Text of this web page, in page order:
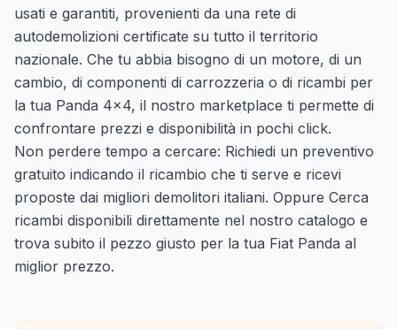
usati e garantiti, provenienti da una rete di
autodemolizioni certificate su tutto il territorio
nazionale. Che tu abbia bisogno di un motore, di un
cambio, di componenti di carrozzeria o di ricambi per
la tua Panda 4x4, il nostro marketplace ti permette di
confrontare prezzi e disponibilità in pochi click.
Non perdere tempo a cercare: Richiedi un preventivo
gratuito indicando il ricambio che ti serve e ricevi
proposte dai migliori demolitori italiani. Oppure Cerca
ricambi disponibili direttamente nel nostro catalogo e
trova subito il pezzo giusto per la tua Fiat Panda al
miglior prezzo.